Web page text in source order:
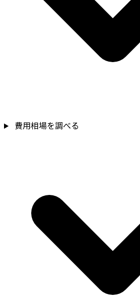
費用相場を調べる